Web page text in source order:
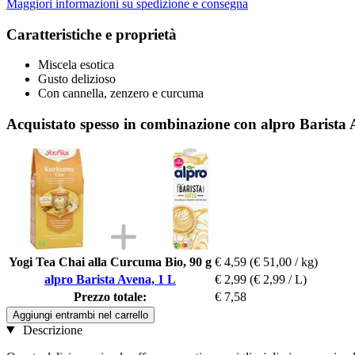
Maggiori informazioni su spedizione e consegna
Caratteristiche e proprietà
Miscela esotica
Gusto delizioso
Con cannella, zenzero e curcuma
Acquistato spesso in combinazione con alpro Barista
Yogi Tea Chai alla Curcuma Bio, 90 g € 4,59 (€ 51,00 / kg)
alpro Barista Avena, 1 L
€ 2,99 (€ 2,99 / L)
Prezzo totale:
€ 7,58
Aggiungi entrambi nel carrello
Descrizione